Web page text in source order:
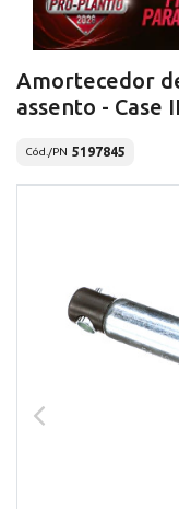
Amortecedor
assento - Case
Cód./PN 5197845